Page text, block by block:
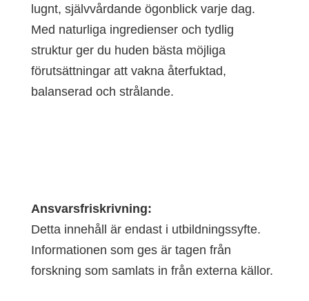
lugnt, självvårdande ögonblick varje dag.
Med naturliga ingredienser och tydlig
struktur ger du huden bästa möjliga
förutsättningar att vakna återfuktad,
balanserad och strålande.
Ansvarsfriskrivning:
Detta innehåll är endast i utbildningssyfte.
Informationen som ges är tagen från
forskning som samlats in från externa källor.